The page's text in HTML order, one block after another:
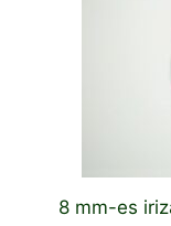
8 mm-es